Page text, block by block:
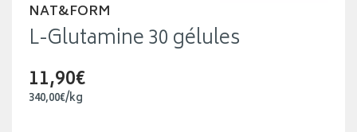
NAT&FORM
L-Glutamine 30 gélules
11,90€
340,00€/kg